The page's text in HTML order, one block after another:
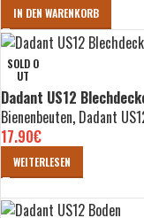
IN DEN WARENKORB
SOLD O
UT
Dadant US12
Bienenbeuten, Dadant
17.90€
WEITERLESEN